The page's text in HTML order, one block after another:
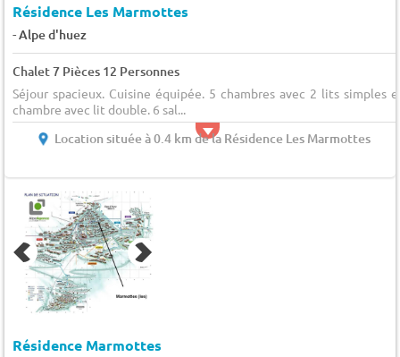
Résidence Les Marmottes
-Alpe d'huez
Chalet 7 Pièces 12 Personnes
Séjour spacieux. Cuisine équipée. 5 chambres avec 2 lits simples
chambre avec lit double. 6 sal...
Location située à 0.4 km de la Résidence Les Marmottes
Résidence Marmottes